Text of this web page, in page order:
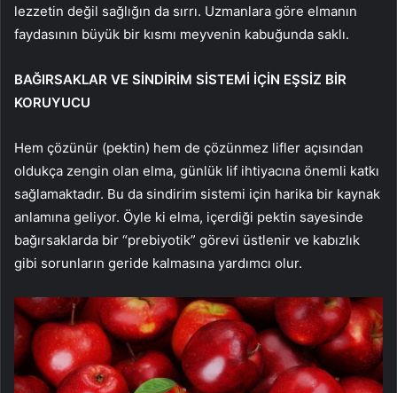
lezzetin değil sağlığın da sırrı. Uzmanlara göre elmanın
faydasının büyük bir kısmı meyvenin kabuğunda saklı.
BAĞIRSAKLAR VE SİNDİRİM SİSTEMİ İÇİN EŞSİZ BİR
KORUYUCU
Hem çözünür (pektin) hem de çözünmez lifler açısından
oldukça zengin olan elma, günlük lif ihtiyacına önemli katkı
sağlamaktadır. Bu da sindirim sistemi için harika bir kaynak
anlamına geliyor. Öyle ki elma, içerdiği pektin sayesinde
bağırsaklarda bir “prebiyotik” görevi üstlenir ve kabızlık
gibi sorunların geride kalmasına yardımcı olur.